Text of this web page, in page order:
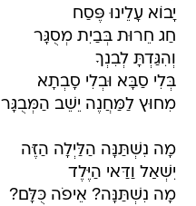
יָבוֹא עָלֵינוּ פֶּסַח
חַג חֵרוּת בְּבַיִת מְסֻגָּר
וְהִגַּדְתָּ לְבִנְךָ
בְּלִי סַבָּא וּבְלִי סָבְתָא
מִחוּץ לַמַּחֲנֶה יֵשֵׁב הַמְּבֻגָּר
מָה נִשְׁתַּנָּה הַלַּיְלָה הַזֶּה
יִשְׁאַל וַדַּאי הַיֶּלֶד
מָה נִשְׁתַּנָּה? אֵיפֹה כֻּלָּם?